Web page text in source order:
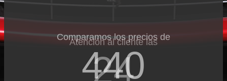
Comparamos los precios de
440
Atención al cliente las
24